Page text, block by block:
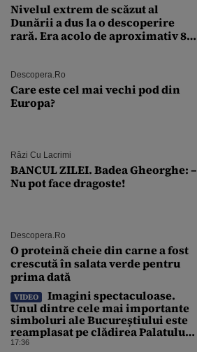
Nivelul extrem de scăzut al
Dunării a dus la o descoperire
rară. Era acolo de aproximativ 80
Descopera.ro
Care este cel mai vechi pod din
Europa?
Râzi Cu Lacrimi
BANCUL ZILEI. Badea Gheorghe: –
Nu pot face dragoste!
Descopera.ro
O proteină cheie din carne a fost
crescută în salata verde pentru
prima dată
VIDEO
Imagini spectaculoase.
Unul dintre cele mai importante
simboluri ale Bucureștiului este
reamplasat pe clădirea Palatului
Universității
17:36